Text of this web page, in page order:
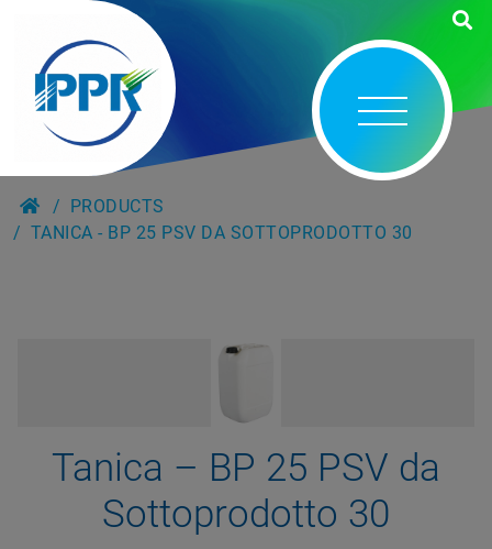
PRODUCTS
TANICA - BP 25 PSV DA SOTTOPRODOTTO 30
Tanica – BP 25 PSV da
Sottoprodotto 30